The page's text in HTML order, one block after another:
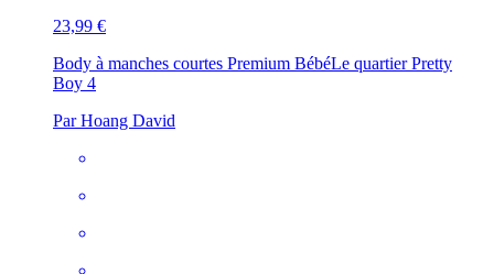
23,99 €
Body à manches courtes Premium BébéLe quartier Pretty
Boy 4
Par Hoang David